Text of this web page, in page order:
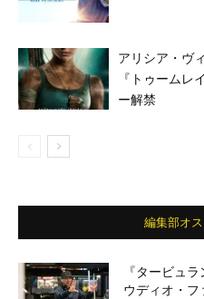
アリシア・ヴ
『トゥームレ
ー解禁
編集部オ
『タービュ
ウディオ・フ